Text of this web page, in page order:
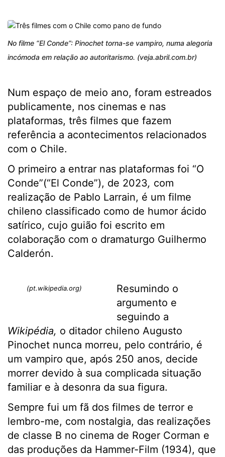
No filme “El Conde”: Pinochet torna-se vampiro, numa alegoria
incómoda em relação ao autoritarismo. (veja.abril.com.br)
Num espaço de meio ano, foram estreados
publicamente, nos cinemas e nas
plataformas, três filmes que fazem
referência a acontecimentos relacionados
com o Chile.
O primeiro a entrar nas plataformas foi “O
Conde”(“El Conde”), de 2023, com
realização de Pablo Larrain, é um filme
chileno classificado como de humor ácido
satírico, cujo guião foi escrito em
colaboração com o dramaturgo Guilhermo
Calderón.
(pt.wikipedia.org)
Resumindo o
argumento e
seguindo a
Wikipédia, o ditador chileno Augusto
Pinochet nunca morreu, pelo contrário, é
um vampiro que, após 250 anos, decide
morrer devido à sua complicada situação
familiar e à desonra da sua figura.
Sempre fui um fã dos filmes de terror e
lembro-me, com nostalgia, das realizações
de classe B no cinema de Roger Corman e
das produções da Hammer-Film (1934), que